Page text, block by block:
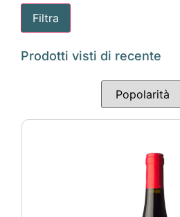
Filtra
Prodotti visti di recente